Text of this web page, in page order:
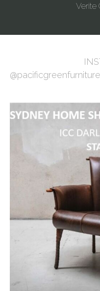
Verite
@pacificgreenfurniture